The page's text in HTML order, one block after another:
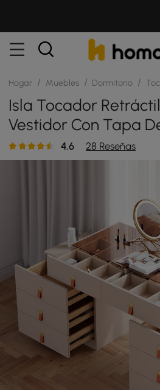
Hogar / Muebles / Dormitorio /
Isla Tocador
Vestidor Con Tapa
4.6 28 Reseñas